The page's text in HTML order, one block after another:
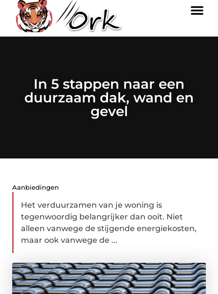
In 5 stappen naar een
duurzaam dak, wand en
gevel
Aanbiedingen
Het verduurzamen van je woning is
tegenwoordig belangrijker dan ooit. Niet
alleen vanwege de stijgende energiekosten,
maar ook vanwege de ...